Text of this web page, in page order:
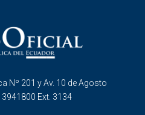
Nº 201 y Av. 10 de Agosto
3941800 Ext. 3134